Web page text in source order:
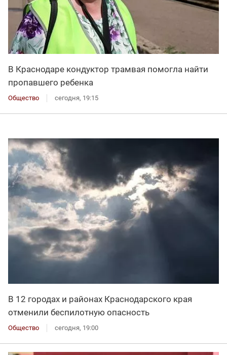
В Краснодаре кондуктор трамвая помогла найти
пропавшего ребенка
Общество сегодня, 19:15
В 12 городах и районах Краснодарского края
отменили беспилотную опасность
Общество сегодня, 19:00